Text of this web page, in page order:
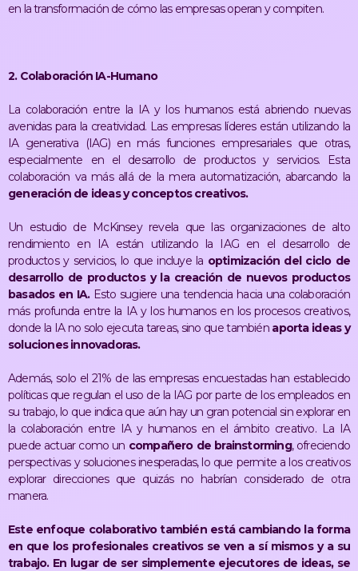
en la transformación de cómo las empresas operan y compiten​​.
2. Colaboración IA-Humano
La colaboración entre la IA y los humanos está abriendo nuevas
avenidas para la creatividad. Las empresas líderes están utilizando la
IA generativa (IAG) en más funciones empresariales que otras,
especialmente en el desarrollo de productos y servicios. Esta
colaboración va más allá de la mera automatización, abarcando la
generación de ideas y conceptos creativos​​.
Un estudio de McKinsey revela que las organizaciones de alto
rendimiento en IA están utilizando la IAG en el desarrollo de
productos y servicios, lo que incluye la optimización del ciclo de
desarrollo de productos y la creación de nuevos productos
basados en IA​​.Esto sugiere una tendencia hacia una colaboración
más profunda entre la IA y los humanos en los procesos creativos,
donde la IA no solo ejecuta tareas, sino que también aporta ideas y
soluciones innovadoras.
Además, solo el 21% de las empresas encuestadas han establecido
políticas que regulan el uso de la IAG por parte de los empleados en
su trabajo, lo que indica que aún hay un gran potencial sin explorar en
la colaboración entre IA y humanos en el ámbito creativo​​. La IA
puede actuar como un compañero de brainstorming, ofreciendo
perspectivas y soluciones inesperadas, lo que permite a los creativos
explorar direcciones que quizás no habrían considerado de otra
manera.
Este enfoque colaborativo también está cambiando la forma
en que los profesionales creativos se ven a sí mismos y a su
trabajo. En lugar de ser simplemente ejecutores de ideas, se